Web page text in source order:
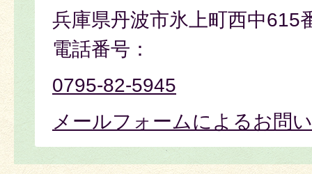
兵庫県丹波市氷上町西中615
電話番号：
0795-82-5945
メールフォームによるお問